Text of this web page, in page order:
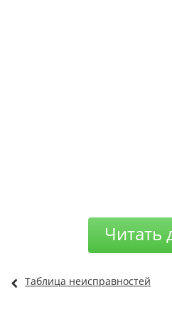
Читать
Таблица неисправностей